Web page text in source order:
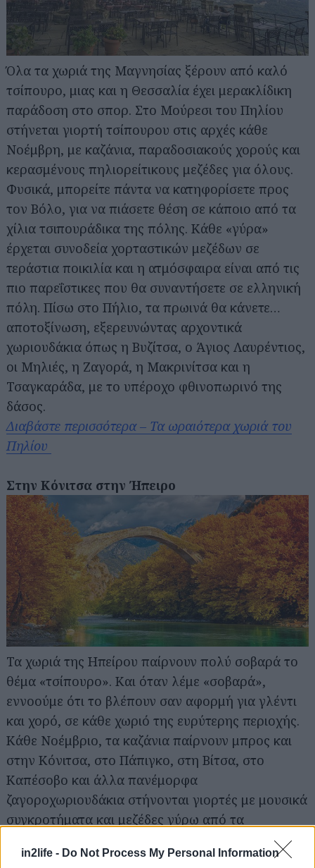
in2life - Do Not Process My Personal Information
Όλα τα χωριά της Μαγνησίας ξέρουν από καλό
τσίπουρο, μιας και η Θεσσαλία έχει μερακλίδικη
παράδοση στο σπορ. Στο Μούρεσι του Πηλίου
στήνεται γιορτή τσίπουρου στις αρχές κάθε
Νοέμβρη, με καζάνια, παραδοσιακούς χορούς και
κερασμένους πηλιορείτικους μεζέδες για όλους.
Φυσικά, μπορείτε πάντα να κατηφορίσετε προς
τον Βόλο, για να πιάσετε θέση σε κάποιο από τα
χίλια τσιπουράδικα της πόλης. Κάθε «γύρα»
έρχεται συνοδεία χορταστικών μεζέδων σε
τεράστια ποικιλία και η ατμόσφαιρα είναι από τις
πιο παρεΐστικες που θα συναντήσετε σε ελληνική
πόλη. Πίσω στο Πήλιο, τα πρωινά θα κάνετε…
αποτοξίνωση, εξερευνώντας αρχοντικά
χωριουδάκια όπως η Βυζίτσα, ο Άγιος Λαυρέντιος,
οι Μηλιές, η Ζαγορά, η Μακρινίτσα και η
Τσαγκαράδα, με το υπέροχο φθινοπωρινό της
δάσος.
Διαβάστε περισσότερα – Τα ωραιότερα χωριά του
Πηλίου
Στην Κόνιτσα στην Ήπειρο
Τα χωριά της Ηπείρου παίρνουν πολύ σοβαρά το
θέμα «τσίπουρο». Και όταν λέμε «σοβαρά»,
εννοούμε ότι το βλέπουν σαν αφορμή για γλέντι
και χορό, σε κάθε χωριό της ευρύτερης περιοχής.
Κάθε Νοέμβριο, τα καζάνια παίρνουν μπρος και
στην Κόνιτσα, στο Πάπιγκο, στη Βίτσα, στο
Καπέσοβο και άλλα πανέμορφα
ζαγοροχωριουδάκια στήνονται γιορτές με μουσικά
συγκροτήματα και μεζέδες γύρω από τα
ντόπιους, θα εξερευνάτε τα υπόλοιπα
Αναζήτηση
για...